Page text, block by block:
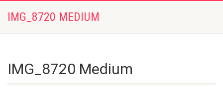
IMG_8720 MEDIUM
IMG_8720 Medium